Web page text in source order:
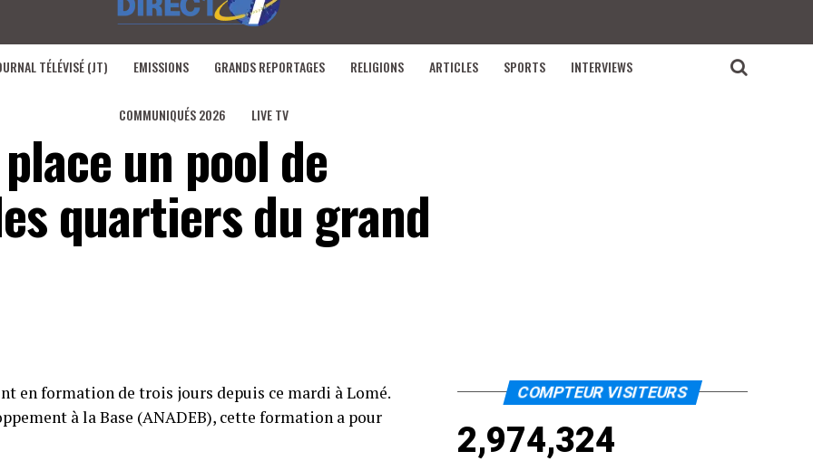
TÉLÉVISÉ (JT) EMISSIONS GRANDS REPORTAGES RELIGIONS ARTICLES SPORTS INTERVIEWS
COMMUNIQUÉS 2026 LIVE TV
un pool de
quartiers du grand
en formation de trois jours depuis ce mardi à Lomé.
à la Base (ANADEB), cette formation a pour
COMPTEUR VISITEURS
2,974,324